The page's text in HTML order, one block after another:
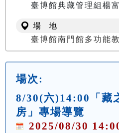
臺博館典藏管理組楊
場 地
臺博館南門館多功能
場次:
8/30(六)14:00「藏
房」專場導覽
2025/08/30